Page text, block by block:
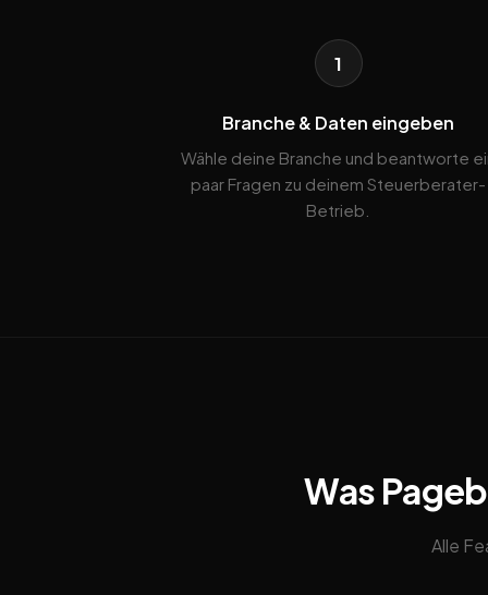
1
Branche & Daten eingeben
Wähle deine Branche und beantworte
paar Fragen zu deinem Steuerberater-
Betrieb.
Was
Alle